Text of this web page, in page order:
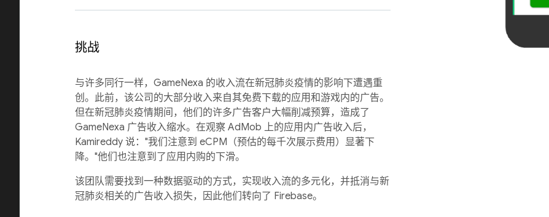
挑战
与许多同行一样，GameNexa 的收入流在新冠肺炎疫情的影响下遭遇重
创。此前，该公司的大部分收入来自其免费下载的应用和游戏内的广告。
但在新冠肺炎疫情期间，他们的许多广告客户大幅削减预算，造成了
GameNexa 广告收入缩水。在观察 AdMob 上的应用内广告收入后，
Kamireddy 说："我们注意到 eCPM（预估的每千次展示费用）显著下
降。"他们也注意到了应用内购的下滑。
该团队需要找到一种数据驱动的方式，实现收入流的多元化，并抵消与新
冠肺炎相关的广告收入损失，因此他们转向了 Firebase。